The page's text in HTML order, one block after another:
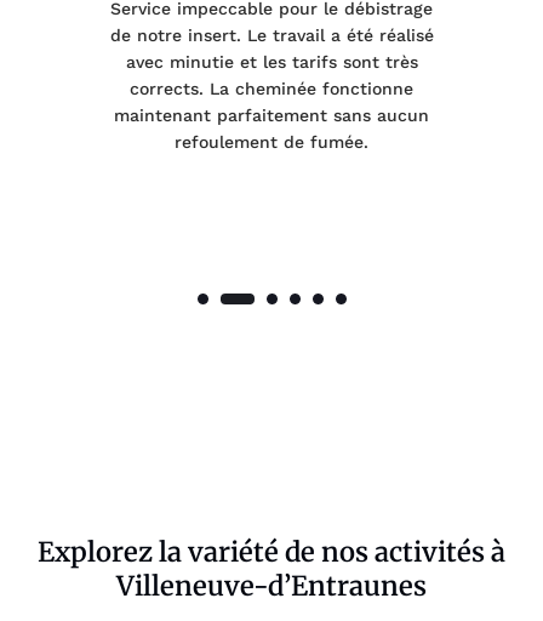
Service impeccable pour le débistrage
de notre insert. Le travail a été réalisé
avec minutie et les tarifs sont très
corrects. La cheminée fonctionne
maintenant parfaitement sans aucun
refoulement de fumée.
Explorez la variété de nos activités à
Villeneuve-d’Entraunes